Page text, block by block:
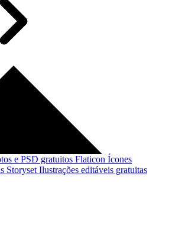
e PSD gratuitos Flaticon Ícones
Storyset Ilustrações editáveis gratuitas